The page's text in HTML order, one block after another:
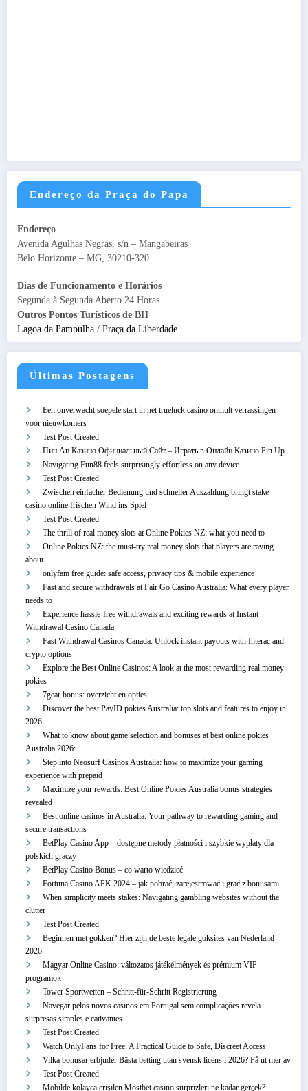
Endereço da Praça do Papa
Endereço
Avenida Agulhas Negras, s/n – Mangabeiras
Belo Horizonte – MG, 30210-320
Dias de Funcionamento e Horários
Segunda à Segunda Aberto 24 Horas
Outros Pontos Turísticos de BH
Lagoa da Pampulha / Praça da Liberdade
Últimas Postagens
Een onverwacht soepele start in het trueluck casino onthult verrassingen
voor nieuwkomers
Test Post Created
Пин Ап Казино Официальный Сайт – Играть в Онлайн Казино Pin Up
Navigating Fun88 feels surprisingly effortless on any device
Test Post Created
Zwischen einfacher Bedienung und schneller Auszahlung bringt stake
casino online frischen Wind ins Spiel
Test Post Created
The thrill of real money slots at Online Pokies NZ: what you need to
Online Pokies NZ: the must-try real money slots that players are raving
about
onlyfam free guide: safe access, privacy tips & mobile experience
Fast and secure withdrawals at Fair Go Casino Australia: What every player
needs to
Experience hassle-free withdrawals and exciting rewards at Instant
Withdrawal Casino Canada
Fast Withdrawal Casinos Canada: Unlock instant payouts with Interac and
crypto options
Explore the Best Online Casinos: A look at the most rewarding real money
pokies
7gear bonus: overzicht en opties
Discover the best PayID pokies Australia: top slots and features to enjoy in
2026
What to know about game selection and bonuses at best online pokies
Australia 2026:
Step into Neosurf Casinos Australia: how to maximize your gaming
experience with prepaid
Maximize your rewards: Best Online Pokies Australia bonus strategies
revealed
Best online casinos in Australia: Your pathway to rewarding gaming and
secure transactions
BetPlay Casino App – dostępne metody płatności i szybkie wypłaty dla
polskich graczy
BetPlay Casino Bonus – co warto wiedzieć
Fortuna Casino APK 2024 – jak pobrać, zarejestrować i grać z bonusami
When simplicity meets stakes: Navigating gambling websites without the
clutter
Test Post Created
Beginnen met gokken? Hier zijn de beste legale goksites van Nederland
2026
Magyar Online Casino: változatos játékélmények és prémium VIP
programok
Tower Sportwetten – Schritt‑für‑Schritt Registrierung
Navegar pelos novos casinos em Portugal sem complicações revela
surpresas simples e cativantes
Test Post Created
Watch OnlyFans for Free: A Practical Guide to Safe, Discreet Access
Vilka bonusar erbjuder Bästa betting utan svensk licens i 2026? Få ut mer av
Test Post Created
Mobilde kolayca erişilen Mostbet casino sürprizleri ne kadar gerçek?